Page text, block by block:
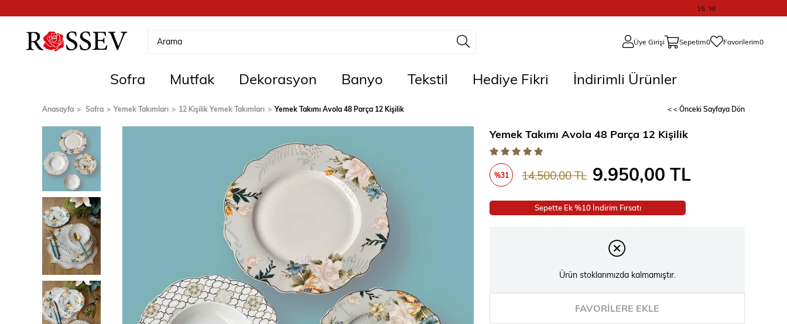
15. Yıl
Üye Girişi Sepetim0 Favorilerim0
Sofra Mutfak Dekorasyon Banyo Tekstil Hediye Fikri İndirimli Ürünler
Anasayfa Sofra Yemek Takımları 12 Kişilik Yemek Takımları Yemek Takımı Avola 48 Parça 12 Kişilik < < Önceki Sayfaya Dön
Yemek Takımı Avola 48 Parça 12 Kişilik
%31 14.500,00 TL 9.950,00 TL
Sepette Ek %10 İndirim Fırsatı
Ürün stoklarımızda kalmamıştır.
FAVORILERE EKLE